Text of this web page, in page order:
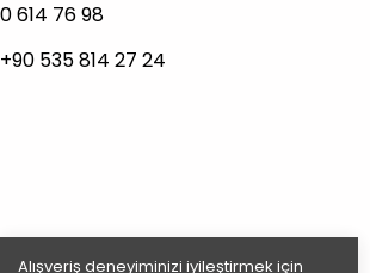
Alışveriş deneyiminizi iyileştirmek için
614 76 98
535 814 27 24